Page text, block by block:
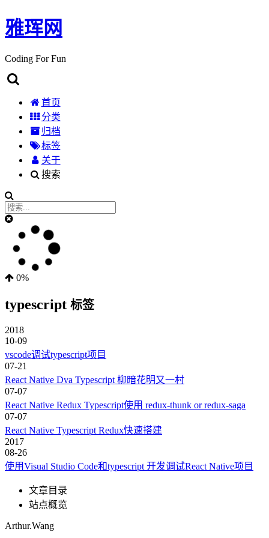
雅珲网
Coding For Fun
首页
分类
归档
标签
关于
搜索
0%
typescript 标签
2018
10-09
vscode调试typescript项目
07-21
React Native Dva Typescript 柳暗花明又一村
07-07
React Native Redux Typescript使用 redux-thunk or redux-saga
07-07
React Native Typescript Redux快速搭建
2017
08-26
使用Visual Studio Code和typescript 开发调试React Native项目
文章目录
站点概览
Arthur.Wang